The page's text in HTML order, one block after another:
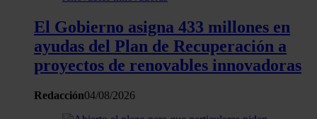
El Gobierno asigna 433 millones en
ayudas del Plan de Recuperación a
proyectos de renovables innovadoras
Redacción04/08/2026